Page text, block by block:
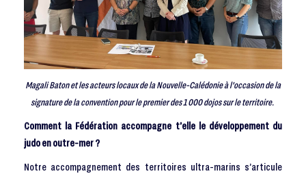
Magali Baton et les acteurs locaux de la Nouvelle-Calédonie à l'occasion de la
signature de la convention pour le premier des 1 000 dojos sur le territoire.
Comment la Fédération accompagne t’elle le développement du
judo en outre-mer ?
Notre accompagnement des territoires ultra-marins s’articule